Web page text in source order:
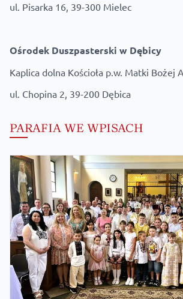
ul. Pisarka 16, 39-300 Mielec
Ośrodek Duszpasterski w Dębicy
Kaplica dolna Kościoła p.w. Matki Bożej
ul. Chopina 2, 39-200 Dębica
PARAFIA WE WPISACH